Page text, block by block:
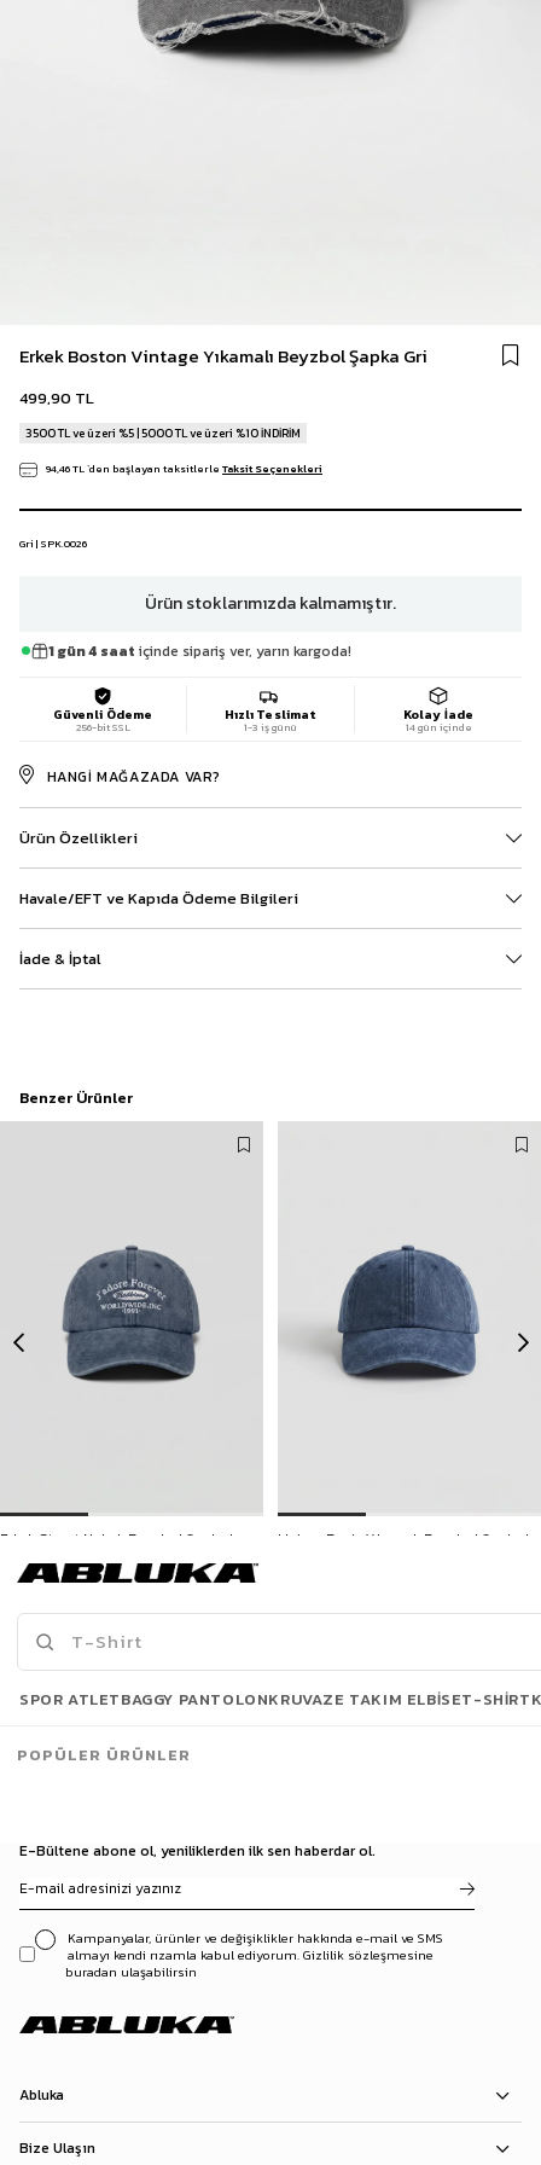
Erkek Boston Vintage Yıkamalı Beyzbol Şapka Gri
499,90 TL
3500 TL ve üzeri %5 | 5000 TL ve üzeri %10 İNDİRİM
94,46 TL`den başlayan taksitlerle Taksit Seçenekleri
Gri | SPK.0026
Ürün stoklarımızda kalmamıştır.
1 gün 4 saat içinde sipariş ver, yarın kargoda!
Güvenli Ödeme
256-bit SSL
Hızlı Teslimat
1-3 iş günü
Kolay İade
14 gün içinde
HANGI MAĞAZADA VAR?
Ürün Özellikleri
Havale/EFT ve Kapıda Ödeme Bilgileri
İade & İptal
Benzer Ürünler
499,90 TL
İNDİRİM
Son Bakılanlar
E-Bültene abone ol, yeniliklerden ilk sen haberdar ol.
Kampanyalar, ürünler ve değişiklikler hakkında e-mail ve SMS
almayı kendi rızamla kabul ediyorum. Gizlilik sözleşmesine
buradan ulaşabilirsin
Abluka
Bize Ulaşın
SPOR ATLETBAGGY PANTOLONKRUVAZE TAKIM ELBISET-SHIRT
POPÜLER ÜRÜNLER